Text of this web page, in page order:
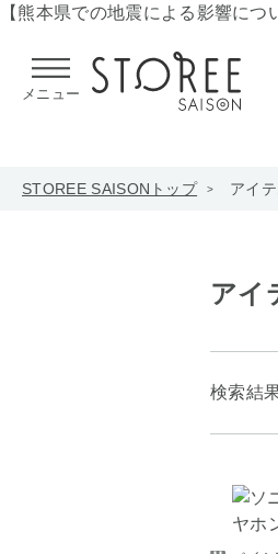
【熊本県での地震による影響につ
メニュー
STOREE SAISONトップ アイ
アイ
検索結